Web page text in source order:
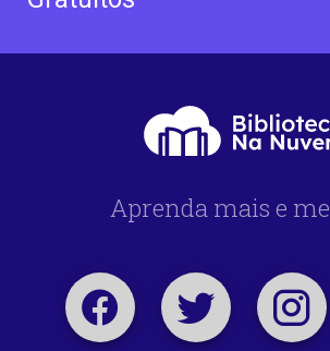
Aprenda mais e